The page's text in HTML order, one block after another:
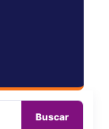
Buscar